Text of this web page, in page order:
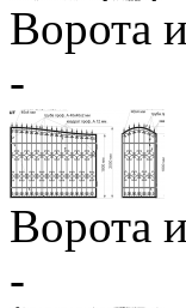
Ворота
-
Ворота
-